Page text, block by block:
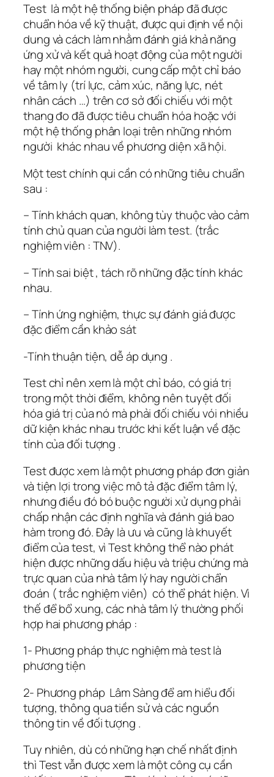
Test là một hệ thống biện pháp đã được
chuẩn hóa về kỹ thuật, được qui định về nội
dung và cách làm nhằm đánh giá khả năng
ứng xử và kết quả hoạt động của một người
hay một nhóm người, cung cấp một chỉ báo
về tâm ly (trí lực, cảm xúc, năng lực, nét
nhân cách …) trên cơ sở đối chiếu với một
thang đo đã được tiêu chuẩn hóa hoặc với
một hệ thống phân loại trên những nhóm
người khác nhau về phương diện xã hội.
Một test chính qui cần có những tiêu chuẩn
sau :
– Tính khách quan, không tùy thuộc vào cảm
tính chủ quan của người làm test. (trắc
nghiệm viên : TNV).
– Tính sai biệt , tách rõ những đặc tính khác
nhau.
– Tính ứng nghiệm, thực sự đánh giá được
đặc điểm cần khảo sát
-Tính thuận tiện, dễ áp dụng .
Test chỉ nên xem là một chỉ báo, có giá trị
trong một thời điểm, không nên tuyệt đối
hóa giá trị của nó mà phải đối chiếu vói nhiều
dữ kiện khác nhau trước khi kết luận về đặc
tính của đối tượng .
Test được xem là một phương pháp đơn giản
và tiện lợi trong việc mô tả đặc điểm tâm lý,
nhưng điều đó bó buộc người xử dụng phải
chấp nhận các định nghĩa và đánh giá bao
hàm trong đó. Đây là ưu và cũng là khuyết
điểm của test, vì Test không thể nào phát
hiện được những dấu hiệu và triệu chứng mà
trực quan của nhà tâm lý hay người chẩn
đoán ( trắc nghiệm viên) có thể phát hiện. Vì
thế để bổ xung, các nhà tâm lý thường phối
hợp hai phương pháp :
1- Phương pháp thực nghiệm mà test là
phương tiện
2- Phương pháp Lâm Sàng để am hiểu đối
tượng, thông qua tiền sử và các nguồn
thông tin về đối tượng .
Tuy nhiên, dù có những hạn chế nhất định
thì Test vẫn được xem là một công cụ cần